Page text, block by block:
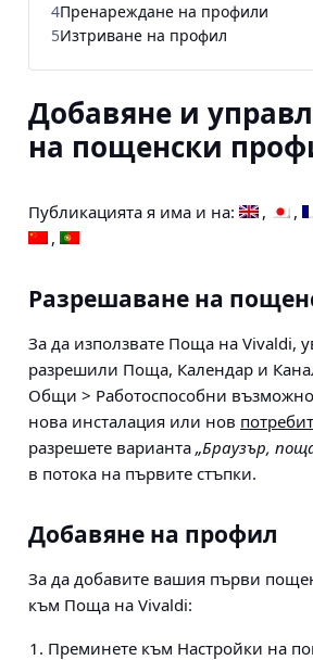
Добавяне и
на пощенски
Публикацията я има и на:
Разрешаване на
За да използвате Поща на Vivaldi,
разрешили Поща, Календар и
Общи > Работоспособни
нова инсталация или нов
разрешете варианта „Браузър,
в потока на първите стъпки.
Добавяне на профил
За да добавите вашия първи
към Поща на Vivaldi:
Преминете към Настройки на
4Пренареждане на профили
5Изтриване на профил